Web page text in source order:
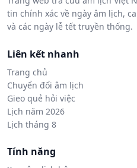
tin chính xác về ngày âm lịch,
và các ngày lễ tết truyền thống.
Liên kết nhanh
Trang chủ
Chuyển đổi âm lịch
Gieo quẻ hỏi việc
Lịch năm 2026
Lịch tháng 8
Tính năng